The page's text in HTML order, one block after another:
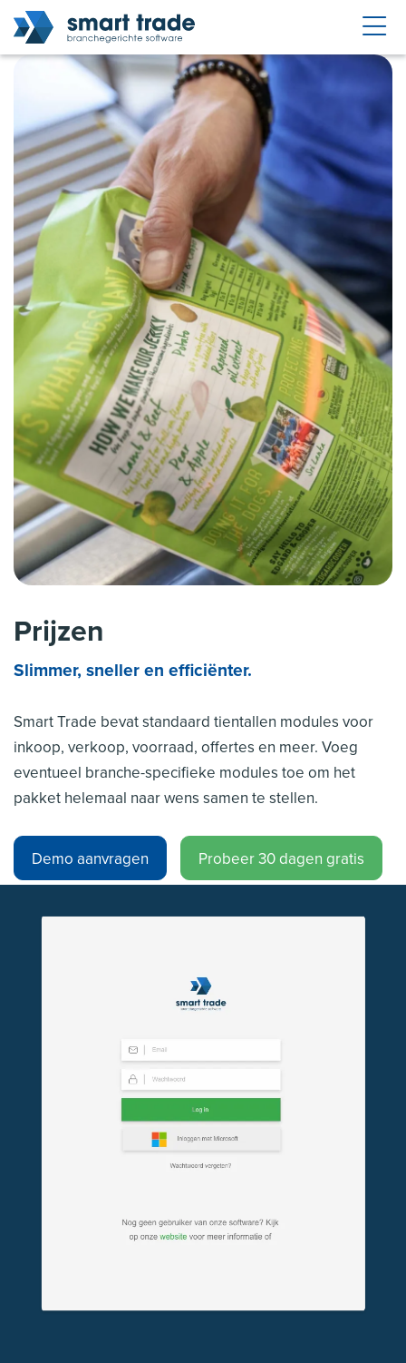
Prijzen
Slimmer, sneller en efficiënter.
Smart Trade bevat standaard tientallen modules voor
inkoop, verkoop, voorraad, offertes en meer. Voeg
eventueel branche-specifieke modules toe om het
pakket helemaal naar wens samen te stellen.
Demo aanvragen Probeer 30 dagen gratis